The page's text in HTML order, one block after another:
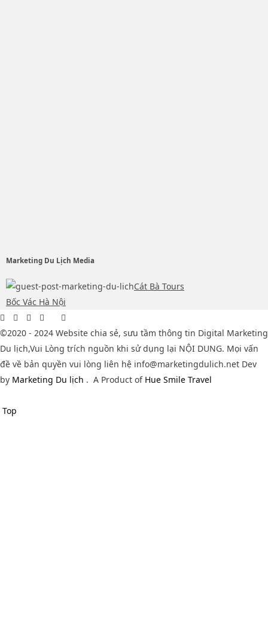
Marketing Du Lịch Media
Cát Bà Tours
Bốc Vác Hà Nội
©2020 - 2024 Website chia sẻ, sưu tầm thông tin Digital Marketing
Du lịch,Vui Lòng trích nguồn khi sử dụng lại NỘI DUNG. Mọi vấn
đề về bản quyền vui lòng liên hệ info@marketingdulich.net Dev
by Marketing Du lịch . A Product of Hue Smile Travel
Top